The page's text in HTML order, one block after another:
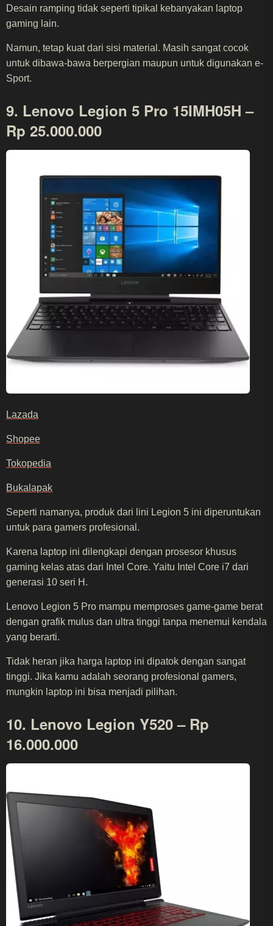
Desain ramping tidak seperti tipikal kebanyakan laptop
gaming lain.
Namun, tetap kuat dari sisi material. Masih sangat cocok
untuk dibawa-bawa berpergian maupun untuk digunakan e-
Sport.
9. Lenovo Legion 5 Pro 15IMH05H –
Rp 25.000.000
Lazada
Shopee
Tokopedia
Bukalapak
Seperti namanya, produk dari lini Legion 5 ini diperuntukan
untuk para gamers profesional.
Karena laptop ini dilengkapi dengan prosesor khusus
gaming kelas atas dari Intel Core. Yaitu Intel Core i7 dari
generasi 10 seri H.
Lenovo Legion 5 Pro mampu memproses game-game berat
dengan grafik mulus dan ultra tinggi tanpa menemui kendala
yang berarti.
Tidak heran jika harga laptop ini dipatok dengan sangat
tinggi. Jika kamu adalah seorang profesional gamers,
mungkin laptop ini bisa menjadi pilihan.
10. Lenovo Legion Y520 – Rp
16.000.000